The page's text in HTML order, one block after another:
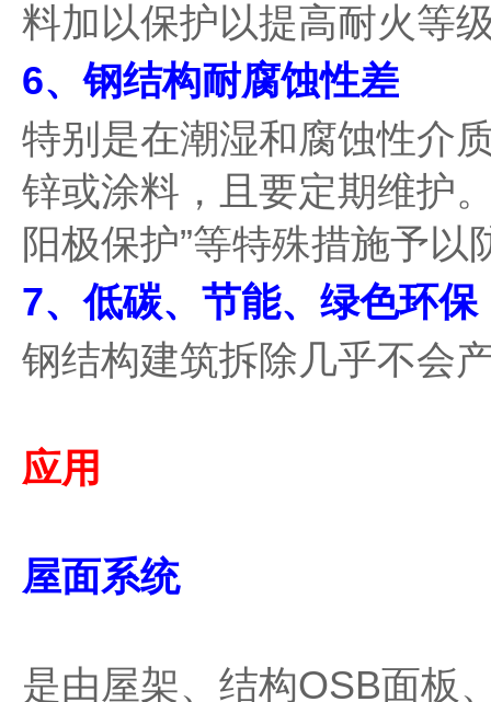
料加以保护以提高耐火等
6、钢结构耐腐蚀性差
特别是在潮湿和腐蚀性介
锌或涂料，且要定期维护
阳极保护”等特殊措施予以
7、低碳、节能、绿色环
钢结构建筑拆除几乎不会
应用
屋面系统
是由屋架、结构OSB面板